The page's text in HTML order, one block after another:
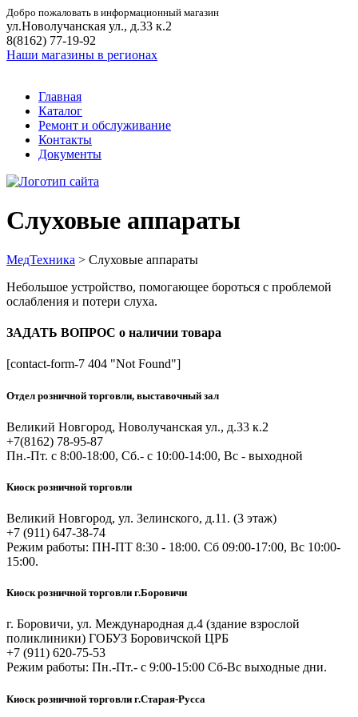
Добро пожаловать в информационный магазин
ул.Новолучанская ул., д.33 к.2
8(8162) 77-19-92
Наши магазины в регионах
Главная
Каталог
Ремонт и обслуживание
Контакты
Документы
Слуховые аппараты
МедТехника > Слуховые аппараты
Небольшое устройство, помогающее бороться с проблемой
ослабления и потери слуха.
ЗАДАТЬ ВОПРОС о наличии товара
[contact-form-7 404 "Not Found"]
Отдел розничной торговли, выставочный зал
Великий Новгород, Новолучанская ул., д.33 к.2
+7(8162) 78-95-87
Пн.-Пт. с 8:00-18:00, Сб.- с 10:00-14:00, Вс - выходной
Киоск розничной торговли
Великий Новгород, ул. Зелинского, д.11. (3 этаж)
+7 (911) 647-38-74
Режим работы: ПН-ПТ 8:30 - 18:00. Сб 09:00-17:00, Вс 10:00-
15:00.
Киоск розничной торговли г.Боровичи
г. Боровичи, ул. Международная д.4 (здание взрослой
поликлиники) ГОБУЗ Боровичской ЦРБ
+7 (911) 620-75-53
Режим работы: Пн.-Пт.- с 9:00-15:00 Сб-Вс выходные дни.
Киоск розничной торговли г.Старая-Русса